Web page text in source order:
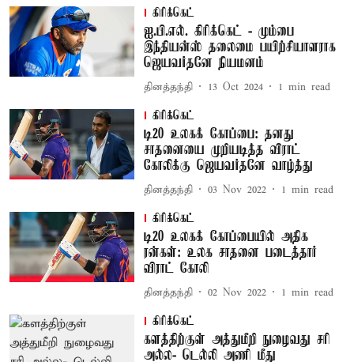
கிரிக்கெட்
ஐ.பி.எல். கிரிக்கெட் - மும்பை
இந்தியன்ஸ் தலைமை பயிற்சியாளராக
ஜெயவர்தனே நியமனம்
தினத்தந்தி 13 Oct 2024 1 min read
கிரிக்கெட்
டி20 உலகக் கோப்பை: தனது
சாதனையை முறியடித்த விராட்
கோலிக்கு ஜெயவர்தனே வாழ்த்து
தினத்தந்தி 03 Nov 2022 1 min read
கிரிக்கெட்
டி20 உலகக் கோப்பையில் அதிக
ரன்கள்: உலக சாதனை படைத்தார்
விராட் கோலி
தினத்தந்தி 02 Nov 2022 1 min read
கிரிக்கெட்
களத்திற்குள் அத்துமீறி நுழைவது சரி
அல்ல- டெல்லி அணி மீது